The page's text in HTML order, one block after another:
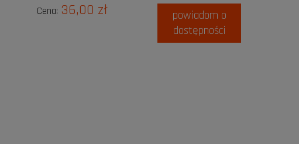
Cena: 36,00 zł
powiadom o
dostępności